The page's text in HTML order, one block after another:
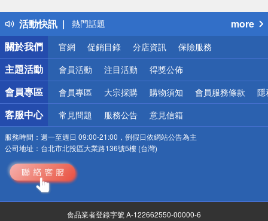
活動快訊
得獎公告
熱門話題
銀行優惠
偏遠地區配送
詐騙網頁！請小心！
more
關於我們
官網 促銷目錄 分店資訊 保險服務
主題活動 會員活動 注目活動 得獎公佈
會員專區 會員專區 大宗採購 購物須知 會員服務條款 隱
客服中心 常見問題 服務公告 意見信箱
服務時間： 週一至週日 09:00-21:00，例假日依網站公告為主
公司地址： 台北市北投區大業路136號5樓 (台灣)
食品業者登錄字號 A-122662550-00000-6